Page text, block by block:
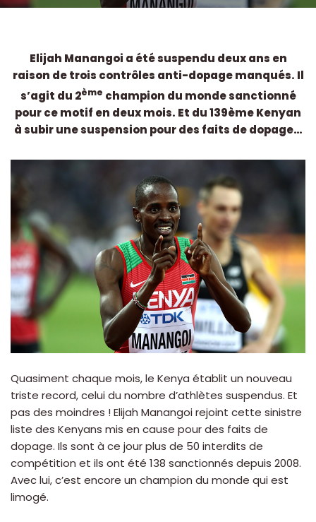
Elijah Manangoi a été suspendu deux ans en
raison de trois contrôles anti-dopage manqués. Il
s’agit du 2ème champion du monde sanctionné
pour ce motif en deux mois. Et du 139ème Kenyan
à subir une suspension pour des faits de dopage…
Quasiment chaque mois, le Kenya établit un nouveau
triste record, celui du nombre d’athlètes suspendus. Et
pas des moindres ! Elijah Manangoi rejoint cette sinistre
liste des Kenyans mis en cause pour des faits de
dopage. Ils sont à ce jour plus de 50 interdits de
compétition et ils ont été 138 sanctionnés depuis 2008.
Avec lui, c’est encore un champion du monde qui est
limogé.